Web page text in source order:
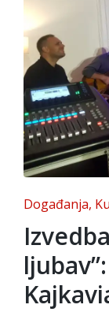
Posted
in
Događanja